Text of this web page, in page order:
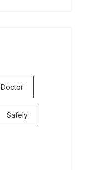
Doctor
Safely